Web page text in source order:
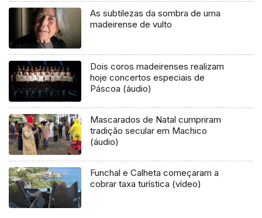
As subtilezas da sombra de uma
madeirense de vulto
Dois coros madeirenses realizam
hoje concertos especiais de
Páscoa (áudio)
Mascarados de Natal cumpriram
tradição secular em Machico
(áudio)
Funchal e Calheta começaram a
cobrar taxa turística (vídeo)